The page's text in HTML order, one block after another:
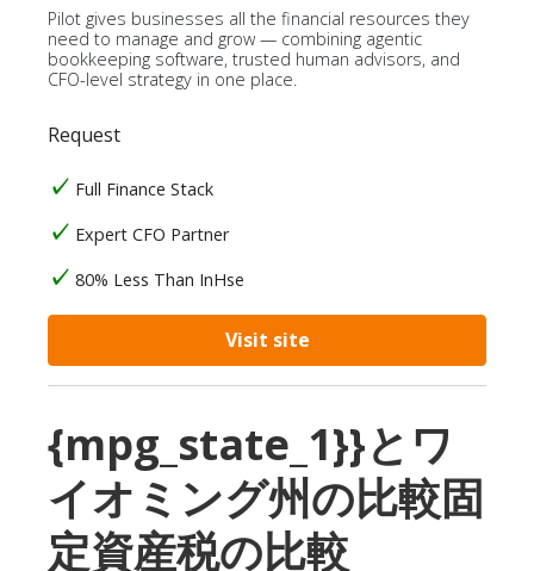
Pilot gives businesses all the financial resources they
need to manage and grow — combining agentic
bookkeeping software, trusted human advisors, and
CFO-level strategy in one place.
Request
Full Finance Stack
Expert CFO Partner
80% Less Than InHse
Visit site
{mpg_state_1}}とワ
イオミング州の比較固
定資産税の比較